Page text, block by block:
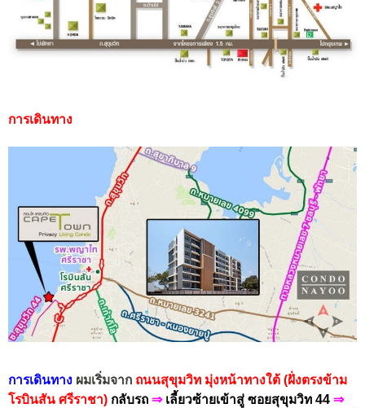
การเดินทาง
การเดินทาง ผมเริ่มจาก ถนนสุขุมวิท มุ่งหน้าทางใต้ (ฝั่งตรงข้าม
โรบินสัน ศรีราชา) กลับรถ ⇒เลี้ยวซ้ายเข้าสู่ ซอยสุขุมวิท 44 ⇒